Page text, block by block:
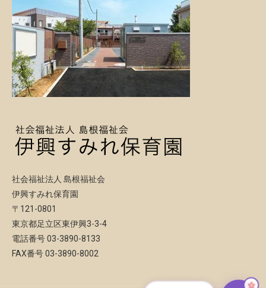
社会福祉法人 島根福祉会
伊興すみれ保育園
〒121-0801
東京都足立区東伊興3-3-4
電話番号 03-3890-8133
FAX番号 03-3890-8002